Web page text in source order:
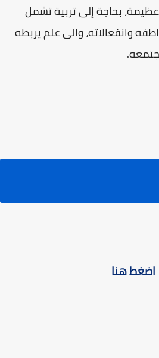
بحاجة إلى تربية تشمل
وانفعالاته، والى علم يربطه
اضغط هنا